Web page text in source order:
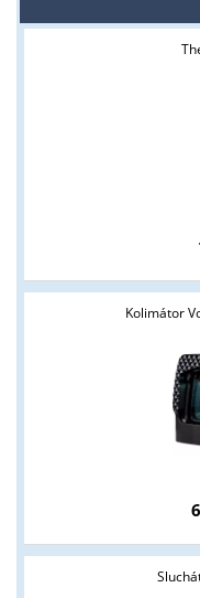
Kolimátor